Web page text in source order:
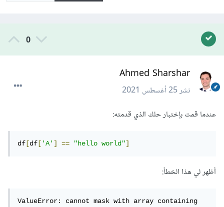
0
Ahmed Sharshar
نشر25 أغسطس 2021
عندما قمت بإختبار حلك الذي قدمته:
df [df ['A'] == "hello world"]
أظهر لي هذا الخطأ:
ValueError: cannot mask with array containing